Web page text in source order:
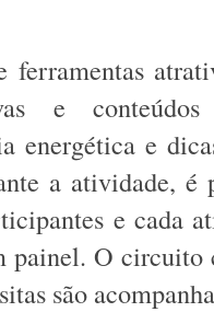
ferramentas
e conteúdos
energética e
a atividade, é
e cada
painel. O circuito
são